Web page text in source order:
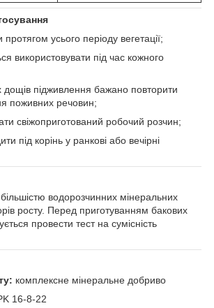
протягом усього періоду вегетації;
використовувати під час кожного
дощів підживлення бажано повторити
поживних речовин;
свіжоприготований робочий розчин;
під корінь у ранкові або вечірні
водорозчинних мінеральних
росту. Перед приготуванням бакових
провести тест на сумісність
комплексне мінеральне добриво
16-8-22